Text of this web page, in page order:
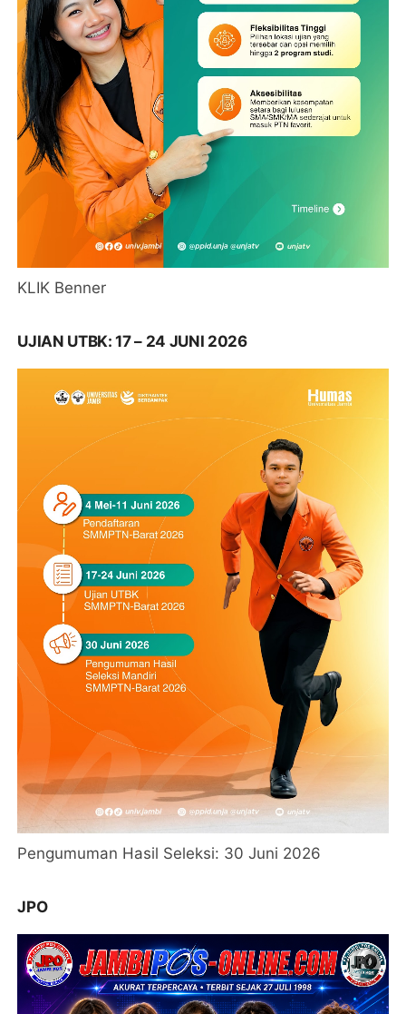
KLIK Benner
UJIAN UTBK: 17 – 24 JUNI 2026
Pengumuman Hasil Seleksi: 30 Juni 2026
JPO